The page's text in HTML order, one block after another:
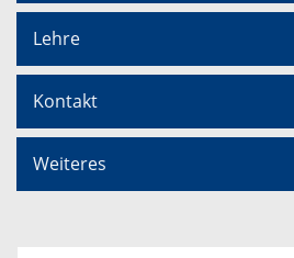
Lehre
Kontakt
Weiteres